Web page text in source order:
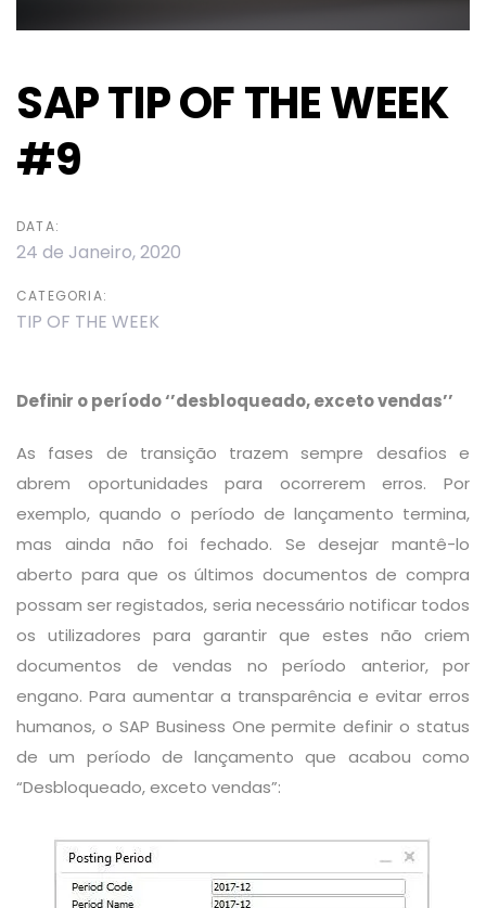
SAP TIP OF THE WEEK
#9
DATA:
24 de Janeiro, 2020
CATEGORIA:
TIP OF THE WEEK
Definir o período ‘’desbloqueado, exceto vendas’’
As fases de transição trazem sempre desafios e
abrem oportunidades para ocorrerem erros. Por
exemplo, quando o período de lançamento termina,
mas ainda não foi fechado. Se desejar mantê-lo
aberto para que os últimos documentos de compra
possam ser registados, seria necessário notificar todos
os utilizadores para garantir que estes não criem
documentos de vendas no período anterior, por
engano. Para aumentar a transparência e evitar erros
humanos, o SAP Business One permite definir o status
de um período de lançamento que acabou como
“Desbloqueado, exceto vendas”: